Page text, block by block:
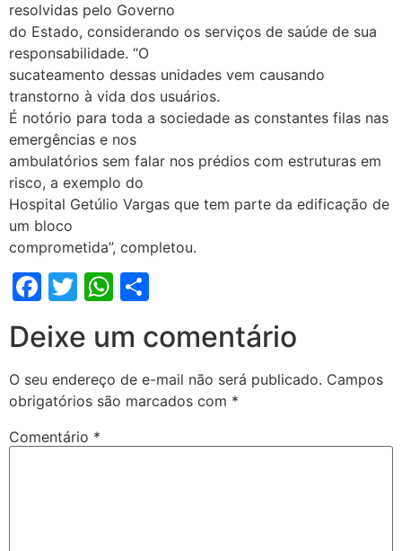
resolvidas pelo Governo
do Estado, considerando os serviços de saúde de sua
responsabilidade. “O
sucateamento dessas unidades vem causando
transtorno à vida dos usuários.
É notório para toda a sociedade as constantes filas nas
emergências e nos
ambulatórios sem falar nos prédios com estruturas em
risco, a exemplo do
Hospital Getúlio Vargas que tem parte da edificação de
um bloco
comprometida”, completou.
Facebook
TwitterWhatsApp
Deixe um comentário
O seu endereço de e-mail não será publicado. Campos
obrigatórios são marcados com *
Comentário *